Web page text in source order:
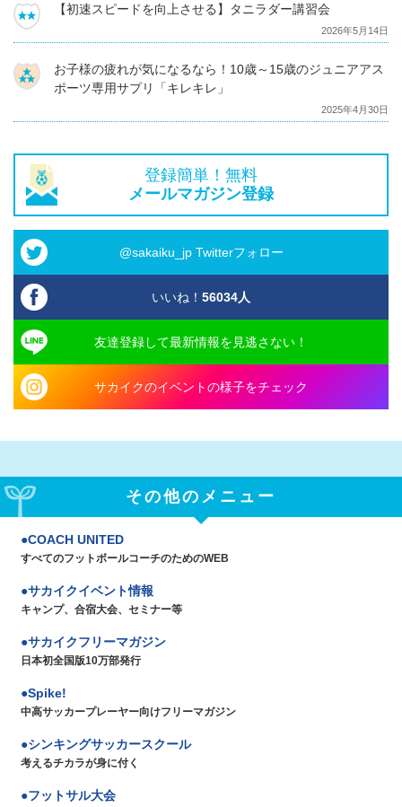
【初速スピードを向上させる】タニラダー講習会
2026年5月14日
お子様の疲れが気になるなら！10歳～15歳のジュニアアス
ポーツ専用サプリ「キレキレ」
2025年4月30日
登録簡単！無料
メールマガジン登録
@sakaiku_jp Twitterフォロー
いいね！ 56034人
友達登録して最新情報を見逃さない！
サカイクのイベントの様子をチェック
その他のメニュー
COACH UNITED
すべてのフットボールコーチのためのWEB
サカイクイベント情報
キャンプ、合宿大会、セミナー等
サカイクフリーマガジン
日本初全国版10万部発行
Spike!
中高サッカープレーヤー向けフリーマガジン
シンキングサッカースクール
考えるチカラが身に付く
フットサル大会